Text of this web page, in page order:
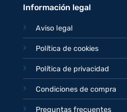
Información legal
Aviso legal
Política de cookies
Política de privacidad
Condiciones de compra
Preguntas frecuentes